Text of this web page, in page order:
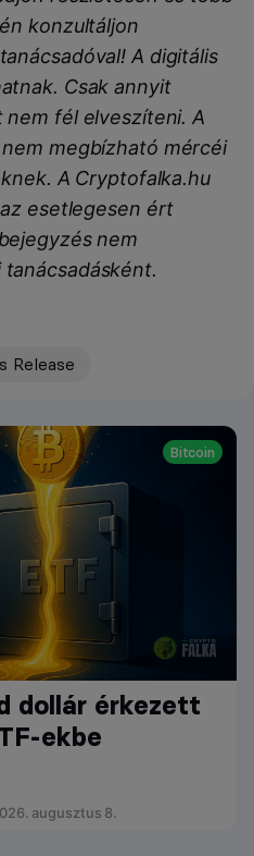
konzultáljon
A digitális
Csak annyit
fél elveszíteni. A
megbízható mércéi
A Cryptofalka.hu
esetlegesen ért
nem
Release
Bitcoin
dollár érkezett
ekbe
augusztus 8.